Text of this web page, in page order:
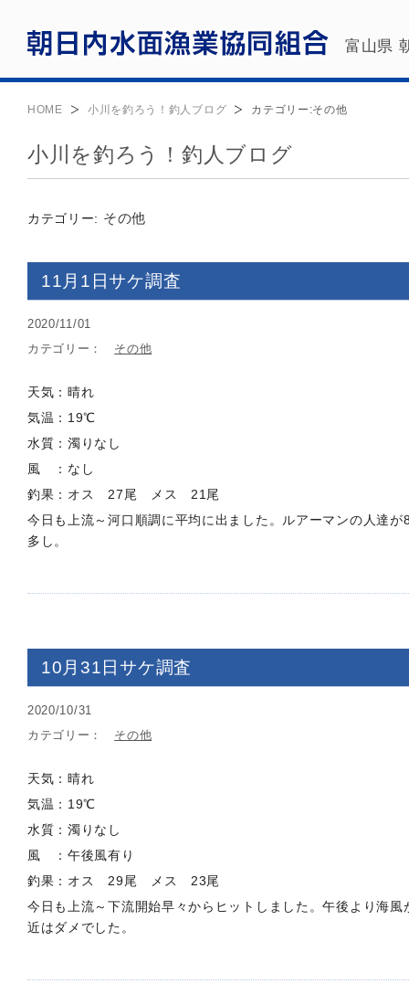
富山県
HOME 小川を釣ろう！釣人ブログ カテゴリー:その他
小川を釣ろう！釣人ブログ
カテゴリー: その他
11月1日サケ調査
2020/11/01
カテゴリー：
その他
天気：晴れ
気温：19℃
水質：濁りなし
風 ：なし
釣果：オス 27尾 メス 21尾
今日も上流～河口順調に平均に出ました。ルアーマンの人達
多し。
10月31日サケ調査
2020/10/31
カテゴリー：
その他
天気：晴れ
気温：19℃
水質：濁りなし
風 ：午後風有り
釣果：オス 29尾 メス 23尾
今日も上流～下流開始早々からヒットしました。午後より海風
近はダメでした。